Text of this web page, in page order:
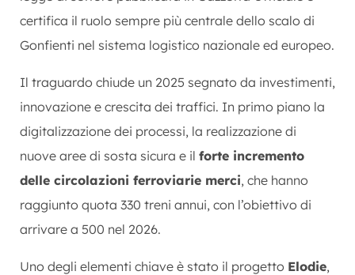
certifica il ruolo sempre più centrale dello scalo di
Gonfienti nel sistema logistico nazionale ed europeo.
Il traguardo chiude un 2025 segnato da investimenti,
innovazione e crescita dei traffici. In primo piano la
digitalizzazione dei processi, la realizzazione di
nuove aree di sosta sicura e il forte incremento
delle circolazioni ferroviarie merci, che hanno
raggiunto quota 330 treni annui, con l’obiettivo di
arrivare a 500 nel 2026.
Uno degli elementi chiave è stato il progetto Elodie,